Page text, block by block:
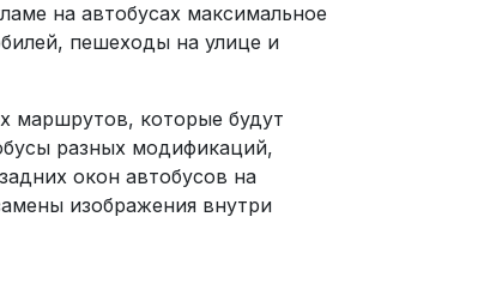
на автобусах максимальное
пешеходы на улице и
маршрутов, которые будут
разных модификаций,
окон автобусов на
изображения внутри